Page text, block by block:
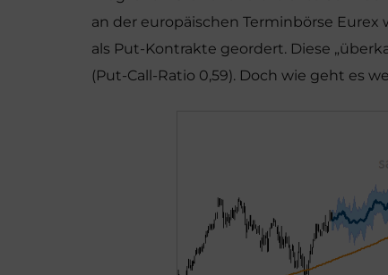
an der europäischen Terminbörse
als Put-Kontrakte geordert. Diese
(Put-Call-Ratio 0,59). Doch wie geht es